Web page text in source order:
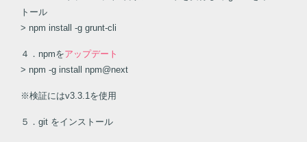
トール
> npm install -g grunt-cli
４．npmをアップデート
> npm -g install npm@next
※検証にはv3.3.1を使用
５．git をインストール